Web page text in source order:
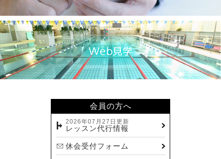
2024.07(20)
2024.06(29)
2024.05(22)
2024.04(20)
2024.03(16)
会員の方へ
2026年07月27日更新
レッスン代行情報
休会受付フォーム